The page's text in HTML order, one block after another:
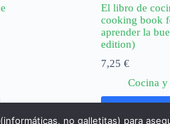
El libro de
cooking book
aprender la
edition)
7,25€
Cocina y
no galletitas) para